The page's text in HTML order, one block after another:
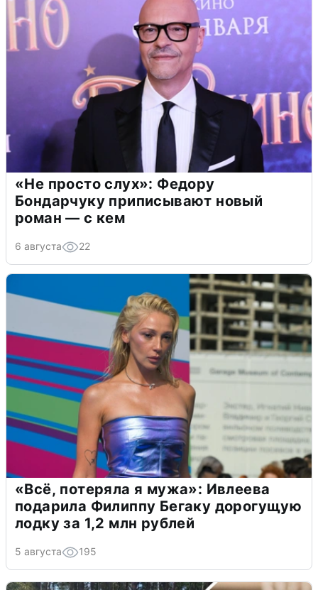
«Не просто слух»: Федору
Бондарчуку приписывают новый
роман — с кем
6 августа 22
«Всё, потеряла я мужа»: Ивлеева
подарила Филиппу Бегаку дорогущую
лодку за 1,2 млн рублей
5 августа 195